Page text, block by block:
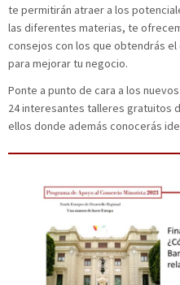
te permitirán atraer a los
las diferentes materias, te
consejos con los que obtendrás
para mejorar tu negocio.
Ponte a punto de cara a los
24 interesantes talleres gratuitos
ellos donde además conocerás